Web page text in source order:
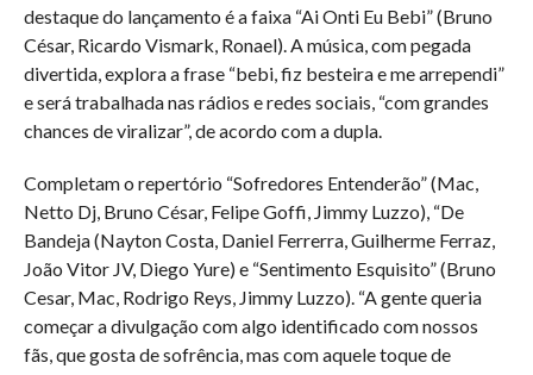
destaque do lançamento é a faixa “Ai Onti Eu Bebi” (Bruno
César, Ricardo Vismark, Ronael). A música, com pegada
divertida, explora a frase “bebi, fiz besteira e me arrependi”
e será trabalhada nas rádios e redes sociais, “com grandes
chances de viralizar”, de acordo com a dupla.
Completam o repertório “Sofredores Entenderão” (Mac,
Netto Dj, Bruno César, Felipe Goffi, Jimmy Luzzo), “De
Bandeja (Nayton Costa, Daniel Ferrerra, Guilherme Ferraz,
João Vitor JV, Diego Yure) e “Sentimento Esquisito” (Bruno
Cesar, Mac, Rodrigo Reys, Jimmy Luzzo). “A gente queria
começar a divulgação com algo identificado com nossos
fãs, que gosta de sofrência, mas com aquele toque de